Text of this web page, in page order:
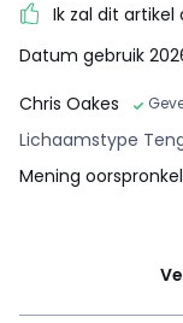
Ik zal dit
Datum gebruik
Chris Oakes
Lichaamstype
Mening